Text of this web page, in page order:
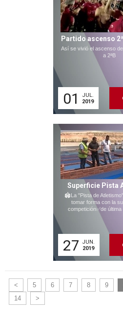
Partido ascenso
Así se vivió el ascenso
a 2ªB
01
JUL.
2019
Superficie Pista
🏟La "Pista de
tomar forma con la
competición✅de última
27
JUN.
2019
< 5 6 7 8 9
14
>